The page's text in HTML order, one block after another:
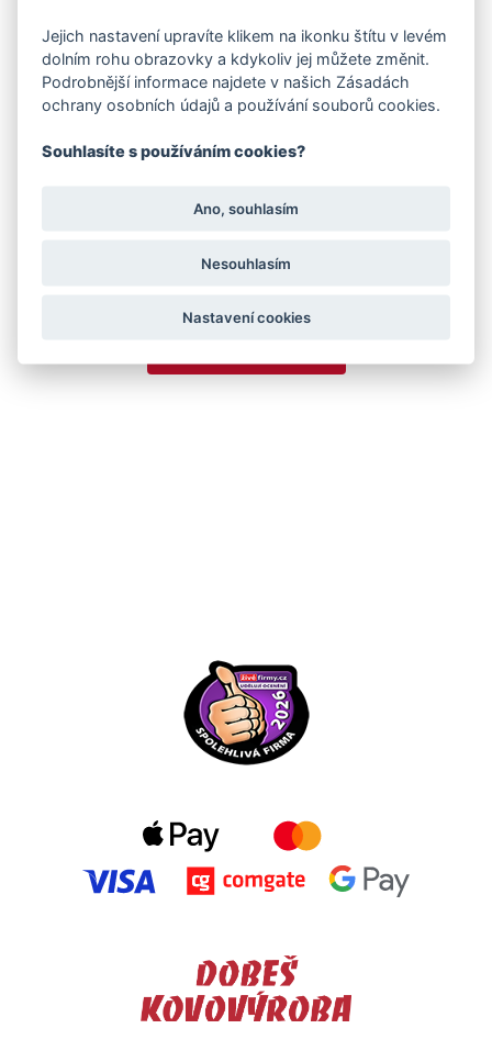
RYCHLÝ KONTAKT
dobes@dobes.eu
+420 608 709 327
+420 603 320 953
Jejich nastavení upravíte klikem na ikonku štítu v levém
dolním rohu obrazovky a kdykoliv jej můžete změnit.
Podrobnější informace najdete v našich Zásadách
ochrany osobních údajů a používání souborů cookies.
Souhlasíte s používáním cookies?
Ano, souhlasím
Nesouhlasím
Nastavení cookies